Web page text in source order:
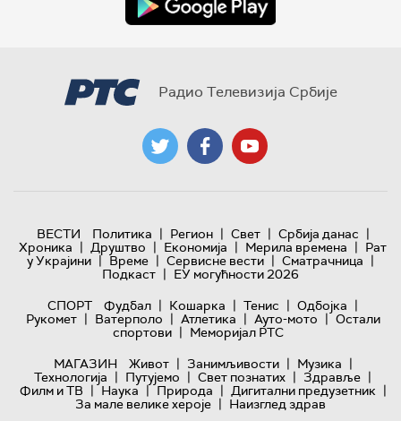
Радио Телевизија Србије
ВЕСТИ Политика | Регион | Свет | Србија данас |
Хроника | Друштво | Економија | Мерила времена | Рат
у Украјини | Време | Сервисне вести | Сматрачница |
Подкаст | ЕУ могућности 2026
СПОРТ
Фудбал | Кошарка | Тенис | Одбојка |
Рукомет | Ватерполо | Атлетика | Ауто-мото | Остали
спортови | Меморијал РТС
МАГАЗИН
Живот | Занимљивости | Музика |
Технологијa | Путујемо | Свет познатих | Здравље |
Филм и ТВ | Наука | Природа | Дигитални предузетник |
За мале велике хероје | Наизглед здрав